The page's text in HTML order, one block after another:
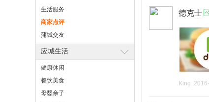
生活服务
商家点评
蒲城交友
应城生活
健康休闲
餐饮美食
母婴亲子
德克士
King